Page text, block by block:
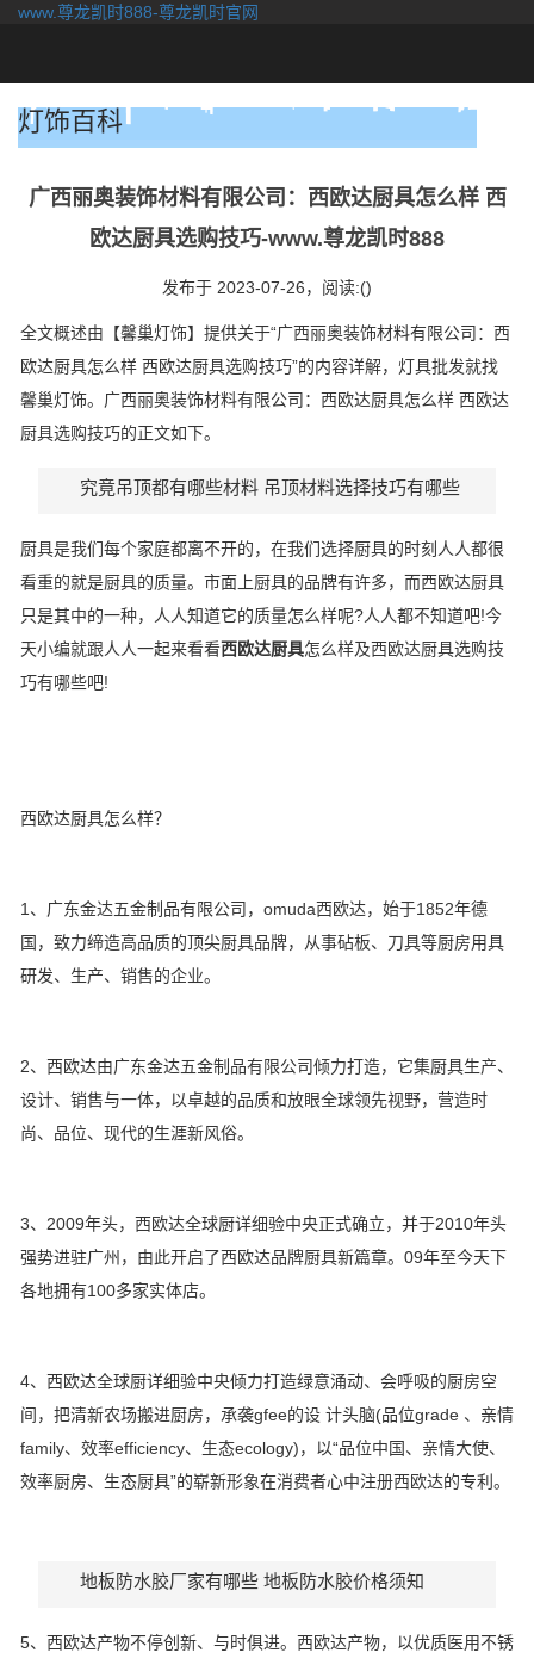
www.尊龙凯时888-尊龙凯时官网
灯饰百科
广西丽奥装饰材料有限公司：西欧达厨具怎么样 西
欧达厨具选购技巧-www.尊龙凯时888
发布于 2023-07-26， 阅读:()
全文概述由【馨巢灯饰】提供关于“广西丽奥装饰材料有限公司：西
欧达厨具怎么样 西欧达厨具选购技巧”的内容详解，灯具批发就找
馨巢灯饰。广西丽奥装饰材料有限公司：西欧达厨具怎么样 西欧达
厨具选购技巧的正文如下。
究竟吊顶都有哪些材料 吊顶材料选择技巧有哪些
厨具是我们每个家庭都离不开的，在我们选择厨具的时刻人人都很
看重的就是厨具的质量。市面上厨具的品牌有许多，而西欧达厨具
只是其中的一种，人人知道它的质量怎么样呢?人人都不知道吧!今
天小编就跟人人一起来看看西欧达厨具怎么样及西欧达厨具选购技
巧有哪些吧!
西欧达厨具怎么样？
1、广东金达五金制品有限公司，omuda西欧达，始于1852年德
国，致力缔造高品质的顶尖厨具品牌，从事砧板、刀具等厨房用具
研发、生产、销售的企业。
2、西欧达由广东金达五金制品有限公司倾力打造，它集厨具生产、
设计、销售与一体，以卓越的品质和放眼全球领先视野，营造时
尚、品位、现代的生涯新风俗。
3、2009年头，西欧达全球厨详细验中央正式确立，并于2010年头
强势进驻广州，由此开启了西欧达品牌厨具新篇章。09年至今天下
各地拥有100多家实体店。
4、西欧达全球厨详细验中央倾力打造绿意涌动、会呼吸的厨房空
间，把清新农场搬进厨房，承袭gfee的设 计头脑(品位grade 、亲情
family、效率efficiency、生态ecology)，以“品位中国、亲情大使、
效率厨房、生态厨具”的崭新形象在消费者心中注册西欧达的专利。
地板防水胶厂家有哪些 地板防水胶价格须知
5、西欧达产物不停创新、与时俱进。西欧达产物，以优质医用不锈